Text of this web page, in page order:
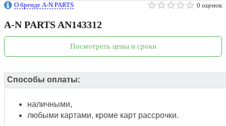
О бренде A-N PARTS 0 оценок
A-N PARTS AN143312
Посмотреть цены и сроки
Способы оплаты:
наличными,
любыми картами, кроме карт рассрочки.